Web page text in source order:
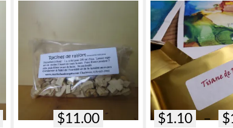
Plage
$11.00 $1.10 – $